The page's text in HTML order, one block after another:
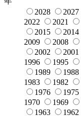
2028
2027
2022
2021
2015
2014
2009
2008
2002
2001
1996
1995
1989
1988
1983
1982
1976
1975
1970
1969
1963
1962